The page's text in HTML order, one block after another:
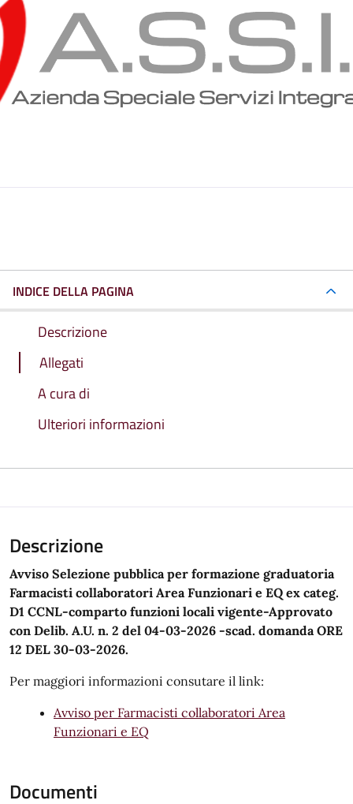
INDICE DELLA PAGINA
Descrizione
Allegati
A cura di
Ulteriori informazioni
Descrizione
Avviso Selezione pubblica per formazione graduatoria
Farmacisti collaboratori Area Funzionari e EQ ex categ.
D1 CCNL-comparto funzioni locali vigente-Approvato
con Delib. A.U. n. 2 del 04-03-2026 -scad. domanda ORE
12 DEL 30-03-2026.
Per maggiori informazioni consutare il link:
Avviso per Farmacisti collaboratori Area
Funzionari e EQ
Documenti